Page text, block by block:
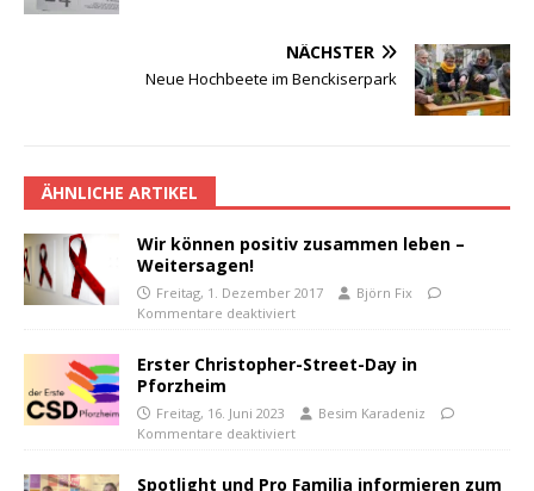
NÄCHSTER
Neue Hochbeete im Benckiserpark
ÄHNLICHE ARTIKEL
Wir können positiv zusammen leben –
Weitersagen!
Freitag, 1. Dezember 2017
Björn Fix
Kommentare deaktiviert
Erster Christopher-Street-Day in
Pforzheim
Freitag, 16. Juni 2023
Besim Karadeniz
Kommentare deaktiviert
Spotlight und Pro Familia informieren zum